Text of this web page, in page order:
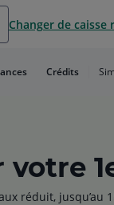
Changer de caisse
Crédits
votre
réduit, jusqu’au